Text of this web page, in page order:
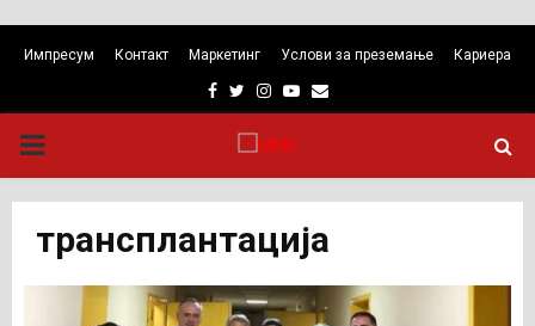
Импресум Контакт Маркетинг Услови за преземање Кариера
Facebook
TwitterInstagram
Youtube
Email
PRIMARY
MENU
трансплантација